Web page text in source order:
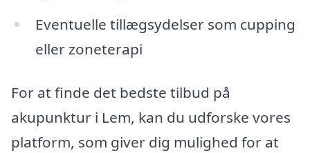
Eventuelle tillægsydelser som cupping
eller zoneterapi
For at finde det bedste tilbud på
akupunktur i Lem, kan du udforske vores
platform, som giver dig mulighed for at